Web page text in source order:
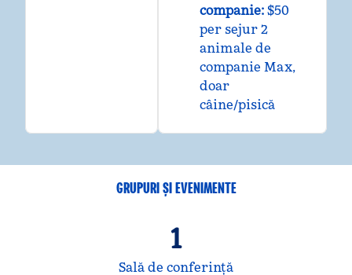
companie: $50
per sejur 2
animale de
companie Max,
doar
câine/pisică
GRUPURI ȘI EVENIMENTE
1
Sală de conferință